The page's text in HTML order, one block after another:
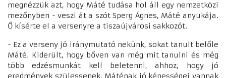
megnézzük azt, hogy Máté tudása hol áll egy nemzetközi
mezőnyben - veszi át a szót Sperg Ágnes, Máté anyukája.
Ő kísérte el a versenyre a tiszaújvárosi sakkozót.
- Ez a verseny jó iránymutató nekünk, sokat tanult belőle
Máté. Kiderült, hogy bőven van még mit tanulni és még
több edzésmunkát kell beletenni, ahhoz, hogy jó
eredmények szülessenek. Máténak jó képességei vannak